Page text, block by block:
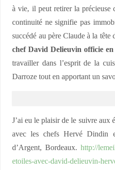
à vie, il peut retirer la précieuse
continuité ne signifie pas
succédé au père Claude à la tête
chef David Delieuvin officie en
travailler dans l’esprit de la
Darroze tout en apportant un
J’ai eu le plaisir de le suivre aux
avec les chefs Hervé Dindin
d’Argent, Bordeaux. http://
etoiles-avec-david-delieuvin-